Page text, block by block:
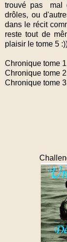
trouvé pas mal
drôles, ou
dans le récit
reste tout de
plaisir le tome 5
Chronique tome
Chronique tome
Chronique tome